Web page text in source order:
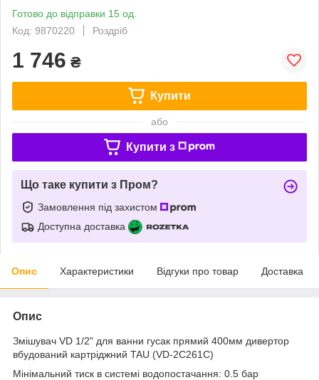
Готово до відправки 15 од.
Код: 9870220
Роздріб
1 746 ₴
Купити
або
Купити з
Що таке купити з Пром?
Замовлення під захистом
Доступна доставка
Опис Характеристики Відгуки про товар Доставка
Опис
Змішувач VD 1/2" для ванни гусак прямий 400мм дивертор
вбудований картріджний TAU (VD-2C261C)
Мінімальний тиск в системі водопостачання: 0.5 бар